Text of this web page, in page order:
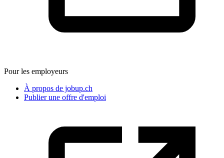
Pour les employeurs
À propos de jobup.ch
Publier une offre d'emploi